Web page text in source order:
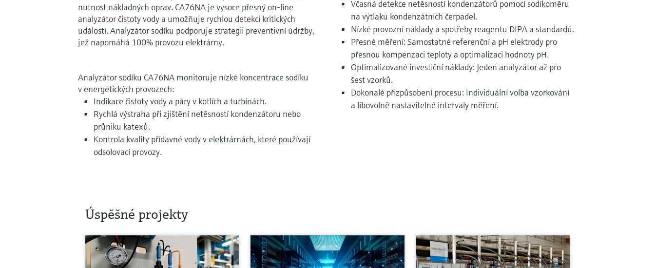
nutnost nákladných oprav. CA76NA je vysoce přesný on-line
analyzátor čistoty vody a umožňuje rychlou detekci kritických
událostí. Analyzátor sodíku podporuje strategii preventivní údržby,
jež napomáhá 100% provozu elektrárny.
Analyzátor sodíku CA76NA monitoruje nízké koncentrace sodíku
v energetických provozech:
Indikace čistoty vody a páry v kotlích a turbínách.
Rychlá výstraha při zjištění netěsností kondenzátoru nebo
průniku katexů.
Kontrola kvality přídavné vody v elektrárnách, které používají
odsolovací provozy.
Včasná detekce netěsností kondenzátorů pomocí sodíkoměru
na výtlaku kondenzátních čerpadel.
Nízké provozní náklady a spotřeby reagentu DIPA a standardů.
Přesné měření: Samostatné referenční a pH elektrody pro
přesnou kompenzaci teploty a optimalizaci hodnoty pH.
Optimalizované investiční náklady: Jeden analyzátor až pro
šest vzorků.
Dokonalé přizpůsobení procesu: Individuální volba vzorkování
a libovolně nastavitelné intervaly měření.
Úspěšné projekty